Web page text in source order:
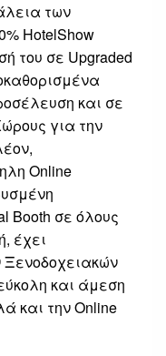
των
HotelShow
του σε Upgraded
και σε
για την
Online
Booth σε όλους
έχει
Ξενοδοχειακών
και άμεση
και την Online